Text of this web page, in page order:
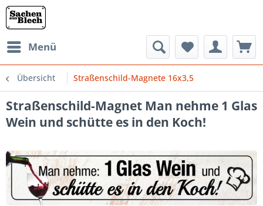
Menü
Übersicht Straßenschild-Magnete 16x3,5
Straßenschild-Magnet Man nehme 1 Glas
Wein und schütte es in den Koch!